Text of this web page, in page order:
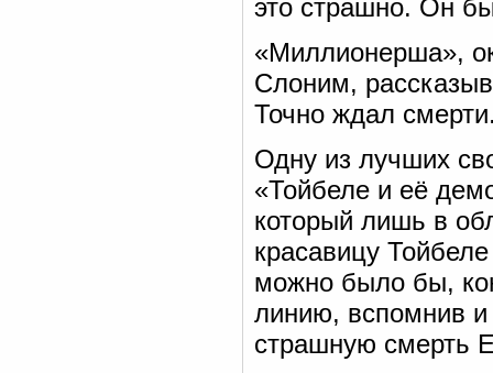
это страшно. Он
«Миллионерша»,
Слоним,
Точно ждал
Одну из лучших
«Тойбеле и её
который лишь в
красавицу
можно было бы,
линию, вспомнив и
страшную смерть